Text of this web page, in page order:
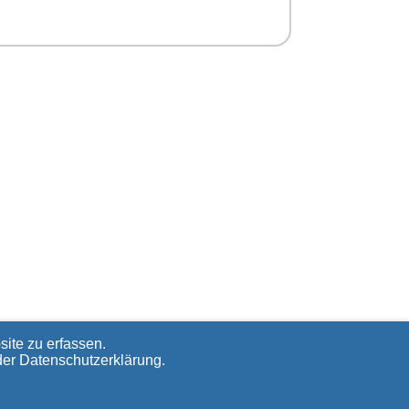
zu erfassen.
Datenschutzerklärung.